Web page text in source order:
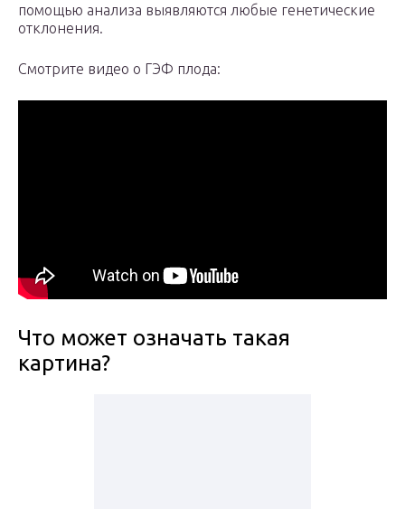
помощью анализа выявляются любые генетические
отклонения.
Смотрите видео о ГЭФ плода:
Что может означать такая
картина?